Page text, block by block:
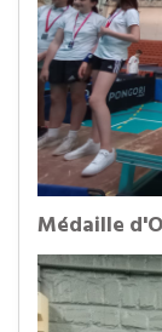
Médaille